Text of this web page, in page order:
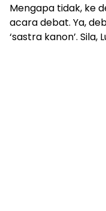
Mengapa tidak, ke
acara debat. Ya,
‘sastra kanon’. Sila,